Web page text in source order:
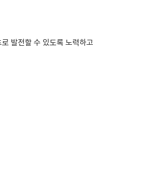
발전할 수 있도록 노력하고